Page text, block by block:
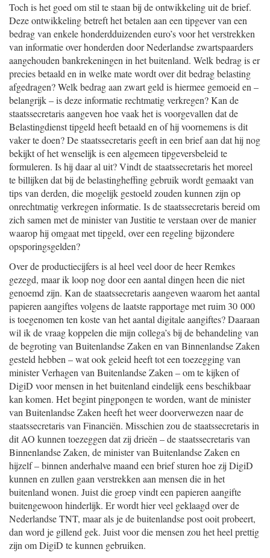
Toch is het goed om stil te staan bij de ontwikkeling uit de brief.
Deze ontwikkeling betreft het betalen aan een tipgever van een
bedrag van enkele honderdduizenden euro’s voor het verstrekken
van informatie over honderden door Nederlandse zwartspaarders
aangehouden bankrekeningen in het buitenland. Welk bedrag is er
precies betaald en in welke mate wordt over dit bedrag belasting
afgedragen? Welk bedrag aan zwart geld is hiermee gemoeid en –
belangrijk – is deze informatie rechtmatig verkregen? Kan de
staatssecretaris aangeven hoe vaak het is voorgevallen dat de
Belastingdienst tipgeld heeft betaald en of hij voornemens is dit
vaker te doen? De staatssecretaris geeft in een brief aan dat hij nog
bekijkt of het wenselijk is een algemeen tipgeversbeleid te
formuleren. Is hij daar al uit? Vindt de staatssecretaris het moreel
te billijken dat bij de belastingheffing gebruik wordt gemaakt van
tips van derden, die mogelijk gestoeld zouden kunnen zijn op
onrechtmatig verkregen informatie. Is de staatssecretaris bereid om
zich samen met de minister van Justitie te verstaan over de manier
waarop hij omgaat met tipgeld, over een regeling bijzondere
opsporingsgelden?
Over de productiecijfers is al heel veel door de heer Remkes
gezegd, maar ik loop nog door een aantal dingen heen die niet
genoemd zijn. Kan de staatssecretaris aangeven waarom het aantal
papieren aangiftes volgens de laatste rapportage met ruim 30 000
is toegenomen ten koste van het aantal digitale aangiftes? Daaraan
wil ik de vraag koppelen die mijn collega’s bij de behandeling van
de begroting van Buitenlandse Zaken en van Binnenlandse Zaken
gesteld hebben – wat ook geleid heeft tot een toezegging van
minister Verhagen van Buitenlandse Zaken – om te kijken of
DigiD voor mensen in het buitenland eindelijk eens beschikbaar
kan komen. Het begint pingpongen te worden, want de minister
van Buitenlandse Zaken heeft het weer doorverwezen naar de
staatssecretaris van Financiën. Misschien zou de staatssecretaris in
dit AO kunnen toezeggen dat zij drieën – de staatssecretaris van
Binnenlandse Zaken, de minister van Buitenlandse Zaken en
hijzelf – binnen anderhalve maand een brief sturen hoe zij DigiD
kunnen en zullen gaan verstrekken aan mensen die in het
buitenland wonen. Juist die groep vindt een papieren aangifte
buitengewoon hinderlijk. Er wordt hier veel geklaagd over de
Nederlandse TNT, maar als je de buitenlandse post ooit probeert,
dan word je gillend gek. Juist voor die mensen zou het heel prettig
zijn om DigiD te kunnen gebruiken.